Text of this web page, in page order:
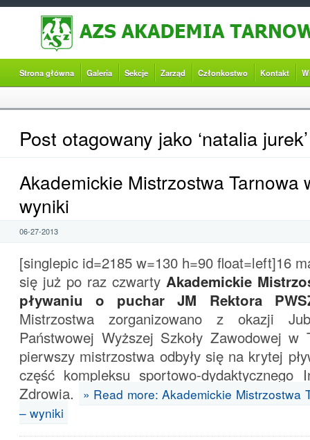
Strona główna Galeria Sekcje Zarząd Członkostwo Kontakt
Post otagowany jako ‘natalia jurek’
Akademickie Mistrzostwa Tarnowa
wyniki
06-27-2013
[singlepic id=2185 w=130 h=90 float=left]16
się już po raz czwarty Akademickie
pływaniu o puchar JM Rektora
Mistrzostwa zorganizowano z okazji
Państwowej Wyższej Szkoły Zawodowej w
pierwszy mistrzostwa odbyły się na krytej
część kompleksu sportowo-dydaktycznego
Zdrowia.
» Read more: Akademickie Mistrzostwa
– wyniki